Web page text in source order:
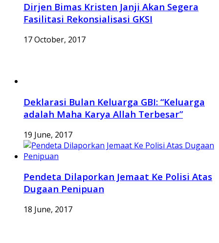
Dirjen Bimas Kristen Janji Akan Segera
Fasilitasi Rekonsialisasi GKSI
17 October, 2017
Deklarasi Bulan Keluarga GBI: “Keluarga
adalah Maha Karya Allah Terbesar”
19 June, 2017
Pendeta Dilaporkan Jemaat Ke Polisi Atas
Dugaan Penipuan
18 June, 2017